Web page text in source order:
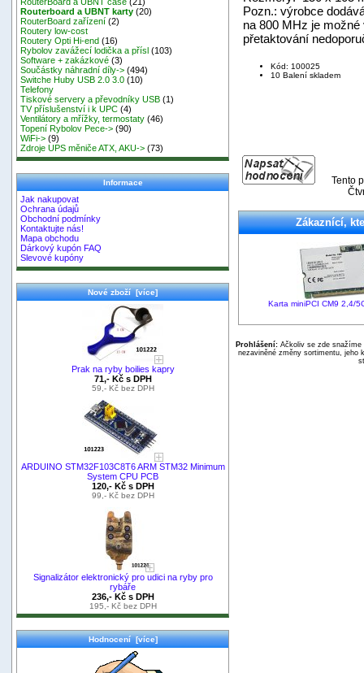
Routerboard a UBNT karty (20)
RouterBoard zařízení (2)
Routery low-cost
Routery Opti Hi-end (16)
Rybolov zavážecí lodička a přísl (103)
Software + zakázkové (3)
Součástky náhradní díly-> (494)
Switche Huby USB 2.0 3.0 (10)
Telefony
Tiskové servery a převodníky USB (1)
TV příslušenství i k UPC (4)
Ventilátory a mřížky, termostaty (46)
Topení Rybolov Pece-> (90)
WiFi-> (9)
Zdroje UPS měniče ATX, AKU-> (73)
Informace
Jak nakupovat
Ochrana údajů
Obchodní podmínky
Kontaktujte nás!
Mapa obchodu
Dárkový kupón FAQ
Slevové kupóny
Nové zboží [více]
Prak na ryby boilies kapry
71,- Kč s DPH
59,- Kč bez DPH
ARDUINO STM32F103C8T6 ARM STM32 Minimum
System CPU PCB
120,- Kč s DPH
99,- Kč bez DPH
Signalizátor elektronický pro udici na ryby pro
rybáře
236,- Kč s DPH
195,- Kč bez DPH
Hodnocení [více]
Pozn.: výrobce
na 800 MHz je
přetaktování
Kód: 100025
10 Balení skladem
Tento
Zákaznící,
Karta miniPCI CM9 2,4/
Prohlášení:Ačkoliv se zde snažíme
nezaviněné změny sortimentu, jeho